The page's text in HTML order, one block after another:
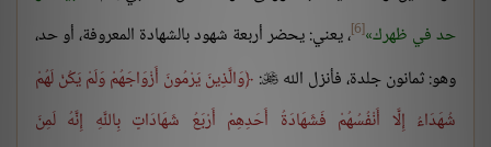
حد في ظهرك [6] ، يعني: يحضر أربعة شهود بالشهادة المعروفة، أو حد،
وهو: ثمانون جلدة، فأنزل الله
: وَالَّذِينَ يَرْمُونَ أَزْوَاجَهُمْ وَلَمْ يَكُنْ لَهُمْ
شُهَدَاءُ إِلَّا أَنْفُسُهُمْ فَشَهَادَةُ أَحَدِهِمْ أَرْبَعُ شَهَادَاتٍ بِاللَّهِ إِنَّهُ لَمِنَ